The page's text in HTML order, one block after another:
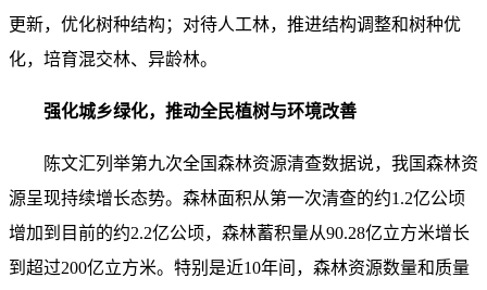
更新，优化树种结构；对待人工林，推进结构调整和树种优
化，培育混交林、异龄林。
强化城乡绿化，推动全民植树与环境改善
陈文汇列举第九次全国森林资源清查数据说，我国森林资
源呈现持续增长态势。森林面积从第一次清查的约1.2亿公顷
增加到目前的约2.2亿公顷，森林蓄积量从90.28亿立方米增长
到超过200亿立方米。特别是近10年间，森林资源数量和质量